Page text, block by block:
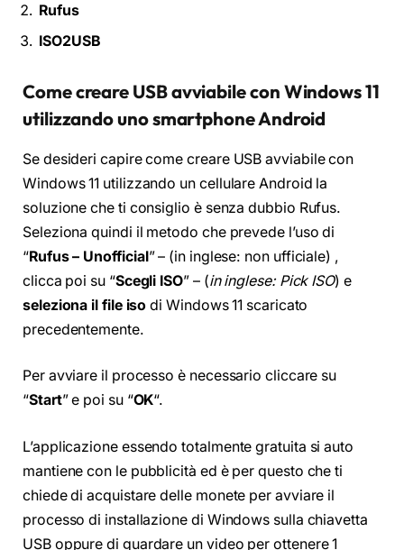
Rufus
ISO2USB
Come creare USB avviabile con Windows 11
utilizzando uno smartphone Android
Se desideri capire come creare USB avviabile con
Windows 11 utilizzando un cellulare Android la
soluzione che ti consiglio è senza dubbio Rufus.
Seleziona quindi il metodo che prevede l’uso di
“Rufus – Unofficial” – (in inglese: non ufficiale) ,
clicca poi su “Scegli ISO” – (in inglese: Pick ISO) e
seleziona il file iso di Windows 11 scaricato
precedentemente.
Per avviare il processo è necessario cliccare su
“Start” e poi su “OK“.
L’applicazione essendo totalmente gratuita si auto
mantiene con le pubblicità ed è per questo che ti
chiede di acquistare delle monete per avviare il
processo di installazione di Windows sulla chiavetta
USB oppure di guardare un video per ottenere 1